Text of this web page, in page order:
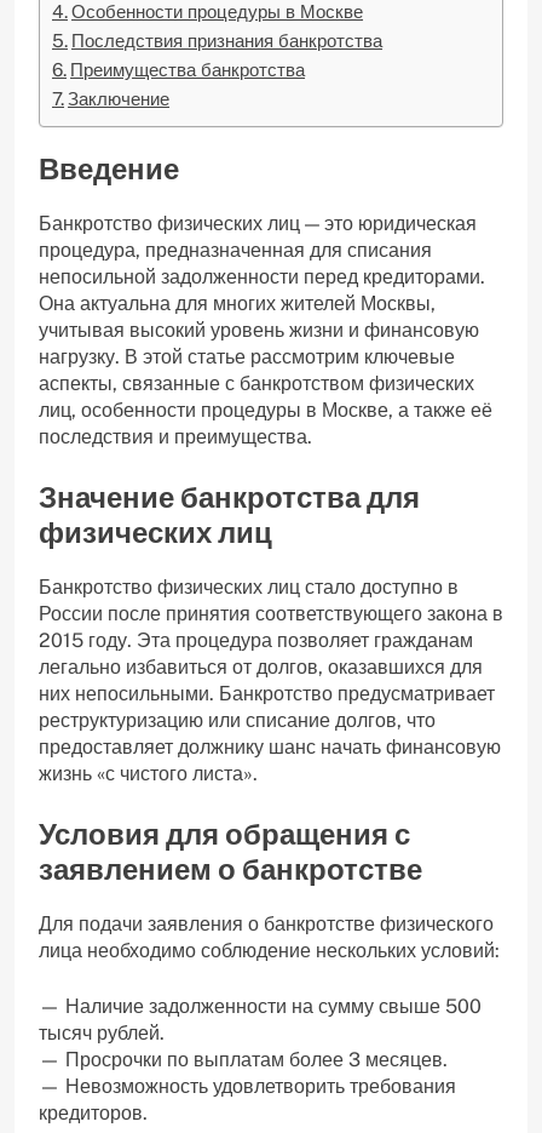
Особенности процедуры в Москве
Последствия признания банкротства
Преимущества банкротства
Заключение
Введение
Банкротство физических лиц — это юридическая
процедура, предназначенная для списания
непосильной задолженности перед кредиторами.
Она актуальна для многих жителей Москвы,
учитывая высокий уровень жизни и финансовую
нагрузку. В этой статье рассмотрим ключевые
аспекты, связанные с банкротством физических
лиц, особенности процедуры в Москве, а также её
последствия и преимущества.
Значение банкротства для
физических лиц
Банкротство физических лиц стало доступно в
России после принятия соответствующего закона в
2015 году. Эта процедура позволяет гражданам
легально избавиться от долгов, оказавшихся для
них непосильными. Банкротство предусматривает
реструктуризацию или списание долгов, что
предоставляет должнику шанс начать финансовую
жизнь «с чистого листа».
Условия для обращения с
заявлением о банкротстве
Для подачи заявления о банкротстве физического
лица необходимо соблюдение нескольких условий:
— Наличие задолженности на сумму свыше 500
тысяч рублей.
— Просрочки по выплатам более 3 месяцев.
— Невозможность удовлетворить требования
кредиторов.